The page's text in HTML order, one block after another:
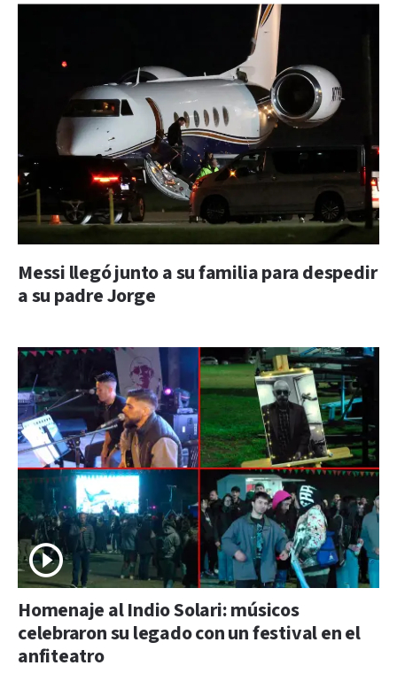
Messi llegó junto a su familia para despedir
a su padre Jorge
Homenaje al Indio Solari: músicos
celebraron su legado con un festival en el
anfiteatro